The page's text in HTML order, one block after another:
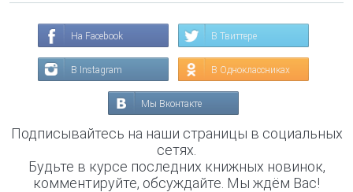
На Facebook В Твиттере
В Instagram В Одноклассниках
Мы Вконтакте
Подписывайтесь на наши страницы в социальных
сетях.
Будьте в курсе последних книжных новинок,
комментируйте, обсуждайте. Мы ждём Вас!